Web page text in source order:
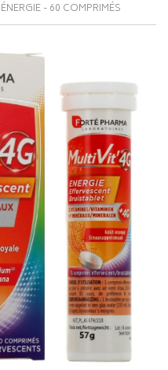
- 60 COMPRIMÉS